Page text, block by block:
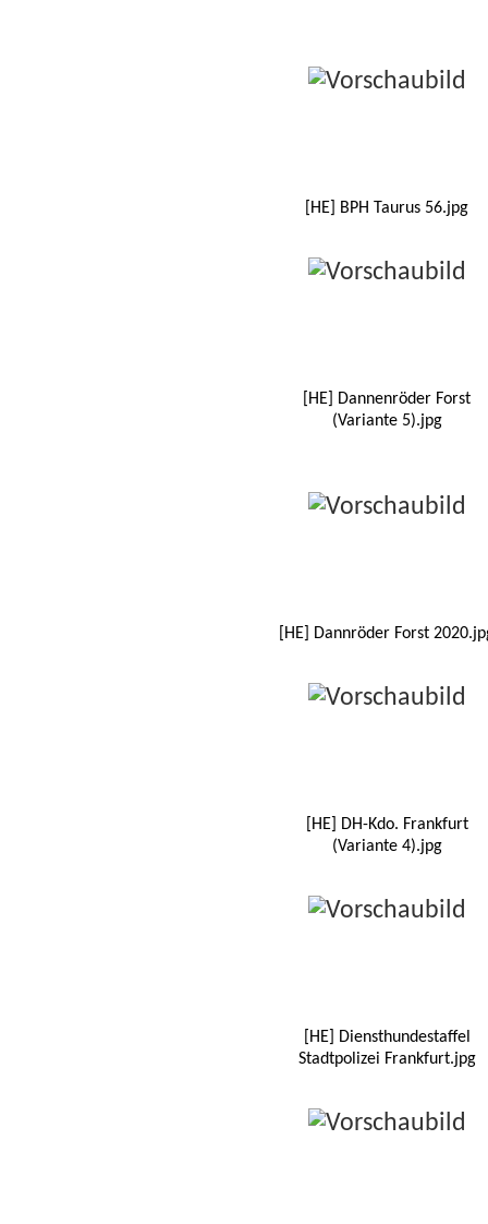
[HE] BPH Taurus 56.jpg
[HE] Dannenröder Forst
(Variante 5).jpg
[HE] Dannröder Forst
[HE] DH-Kdo. Frankfurt
(Variante 4).jpg
[HE] Diensthundestaffel
Stadtpolizei Frankfurt.jpg